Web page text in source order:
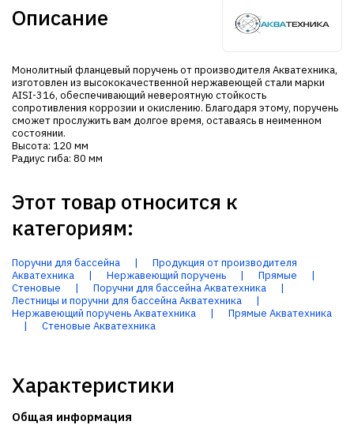
Описание
Монолитный фланцевый поручень от производителя Акватехника,
изготовлен из высококачественной нержавеющей стали марки
AISI-316, обеспечивающий невероятную стойкость
сопротивления коррозии и окислению. Благодаря этому, поручень
сможет прослужить вам долгое время, оставаясь в неименном
состоянии.
Высота: 120 мм
Радиус гиба: 80 мм
Этот товар относится к
категориям:
Поручни для бассейна |
Продукция от производителя
Акватехника
| Нержавеющий поручень | Прямые
|
Стеновые
| Поручни для бассейна Акватехника
|
Лестницы и поручни для бассейна Акватехника
|
Нержавеющий поручень Акватехника
|
Прямые Акватехника
|
Стеновые Акватехника
Характеристики
Общая информация